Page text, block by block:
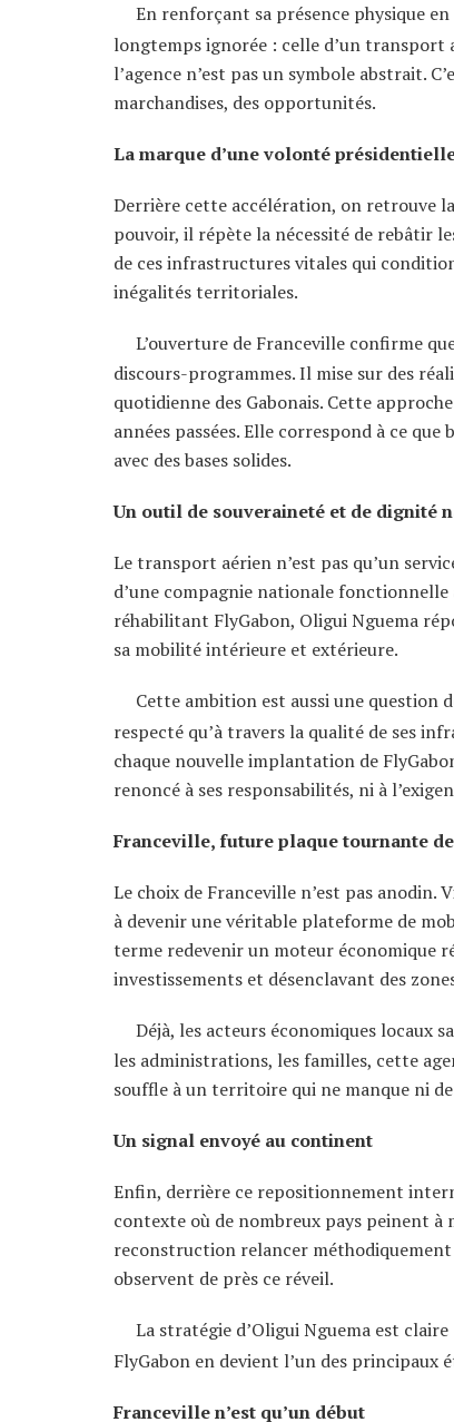
En renforçant sa présence physique
longtemps ignorée : celle d’un transport
l’agence n’est pas un symbole abstrait.
marchandises, des opportunités.
La marque d’une volonté
Derrière cette accélération, on retrouve
pouvoir, il répète la nécessité de rebâtir
de ces infrastructures vitales qui
inégalités territoriales.
L’ouverture de Franceville confirme
discours-programmes. Il mise sur des
quotidienne des Gabonais. Cette
années passées. Elle correspond à ce
avec des bases solides.
Un outil de souveraineté et de dignité
Le transport aérien n’est pas qu’un
d’une compagnie nationale
réhabilitant FlyGabon, Oligui Nguema
sa mobilité intérieure et extérieure.
Cette ambition est aussi une question
respecté qu’à travers la qualité de ses
chaque nouvelle implantation de
renoncé à ses responsabilités, ni à
Franceville, future plaque tournante
Le choix de Franceville n’est pas
à devenir une véritable plateforme de
terme redevenir un moteur économique
investissements et désenclavant des
Déjà, les acteurs économiques locaux
les administrations, les familles, cette
souffle à un territoire qui ne manque ni
Un signal envoyé au continent
Enfin, derrière ce repositionnement
contexte où de nombreux pays peinent à
reconstruction relancer
observent de près ce réveil.
La stratégie d’Oligui Nguema est
FlyGabon en devient l’un des principaux
Franceville n’est qu’un début